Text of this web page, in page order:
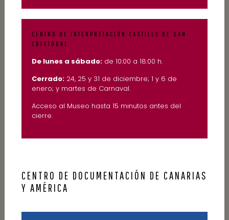
CENTRO DE INTERPRETACIÓN CASTILLO DE SAN
CRISTÓBAL
De lunes a sábado:de 10:00 a 18:00 h.
Cerrado:24, 25 y 31 de diciembre; 1 y 6 de
enero; y martes de Carnaval.
Acceso al Museo hasta 15 minutos antes del
cierre.
CENTRO DE DOCUMENTACIÓN DE CANARIAS
Y AMÉRICA